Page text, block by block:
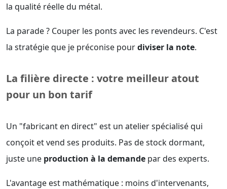
la qualité réelle du métal.
La parade ? Couper les ponts avec les revendeurs. C'est
la stratégie que je préconise pourdiviser la note.
La filière directe : votre meilleur atout
pour un bon tarif
Un "fabricant en direct" est un atelier spécialisé qui
conçoit et vend ses produits. Pas de stock dormant,
juste une production à la demande par des experts.
L'avantage est mathématique : moins d'intervenants,